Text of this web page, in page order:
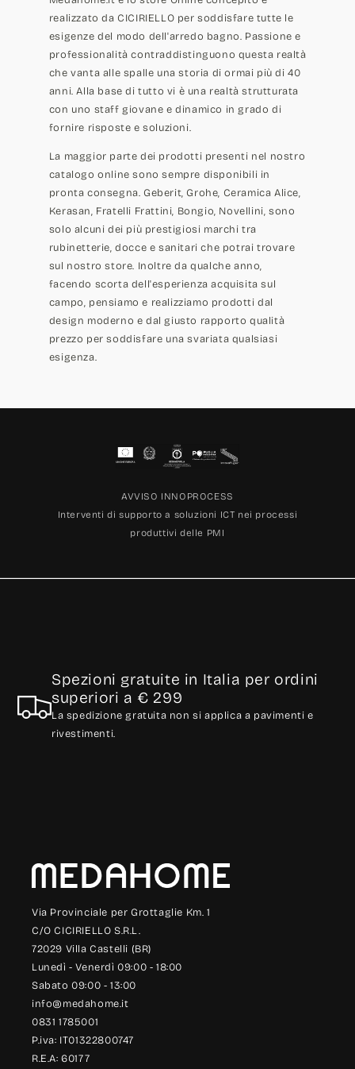
realizzato da CICIRIELLO per soddisfare tutte le
esigenze del modo dell'arredo bagno. Passione e
professionalità contraddistinguono questa realtà
che vanta alle spalle una storia di ormai più di 40
anni. Alla base di tutto vi è una realtà strutturata
con uno staff giovane e dinamico in grado di
fornire risposte e soluzioni.
La maggior parte dei prodotti presenti nel nostro
catalogo online sono sempre disponibili in
pronta consegna. Geberit, Grohe, Ceramica Alice,
Kerasan, Fratelli Frattini, Bongio, Novellini, sono
solo alcuni dei più prestigiosi marchi tra
rubinetterie, docce e sanitari che potrai trovare
sul nostro store. Inoltre da qualche anno,
facendo scorta dell'esperienza acquisita sul
campo, pensiamo e realizziamo prodotti dal
design moderno e dal giusto rapporto qualità
prezzo per soddisfare una svariata qualsiasi
esigenza.
AVVISO INNOPROCESS
Interventi di supporto a soluzioni ICT nei processi
produttivi delle PMI
Spezioni gratuite in Italia per ordini
superiori a € 299
La spedizione gratuita non si applica a pavimenti e
rivestimenti.
Via Provinciale per Grottaglie Km. 1
C/O CICIRIELLO S.R.L.
72029 Villa Castelli (BR)
Lunedì - Venerdì 09:00 - 18:00
Sabato 09:00 - 13:00
info@medahome.it
0831 1785001
P.iva: IT01322800747
R.E.A: 60177